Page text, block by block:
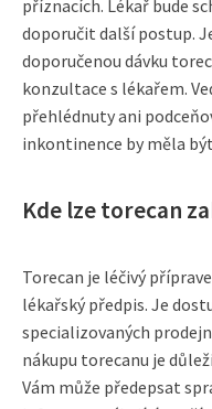
příznacích. Lékař bude
doporučit další postup.
doporučenou dávku
konzultace s lékařem.
přehlédnuty ani
inkontinence by měla
Kde lze torecan
Torecan je léčivý
lékařský předpis. Je
specializovaných
nákupu torecanu je
Vám může předepsat